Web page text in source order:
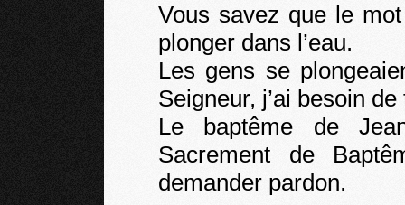
Vous savez que le
plonger dans l’eau.
Les gens se
Seigneur, j’ai besoin
Le baptême de
Sacrement de
demander pardon.